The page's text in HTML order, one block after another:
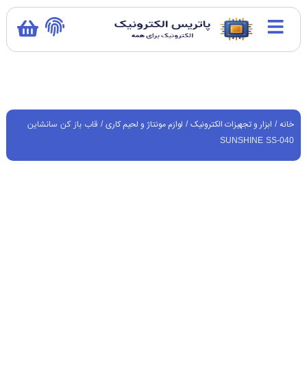
خانه/ ابزار و تجهیزات الکترونیک/ لوازم مونتاژ و لحیم کاری/ قاب باز کن سانشاین
SUNSHINE SS-040